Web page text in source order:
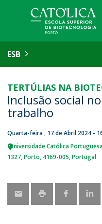
ESB
TERTÚLIAS NA
Inclusão social
trabalho
Quarta-feira , 17 de Abril 2024 -
Universidade Católica
1327 Porto 4169-005 Portugal